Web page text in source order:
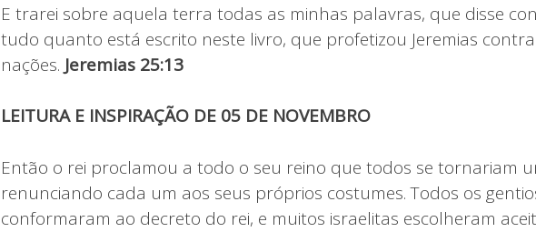
E trarei sobre aquela terra todas as minhas palavras, que disse
tudo quanto está escrito neste livro, que profetizou Jeremias
nações. Jeremias 25:13
LEITURA E INSPIRAÇÃO DE 05 DE NOVEMBRO
Então o rei proclamou a todo o seu reino que todos se tornariam
renunciando cada um aos seus próprios costumes. Todos os
conformaram ao decreto do rei, e muitos israelitas escolheram